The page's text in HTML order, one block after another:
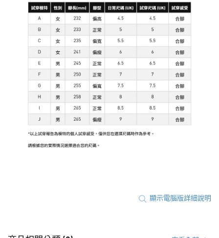
顯示電腦版詳細說明